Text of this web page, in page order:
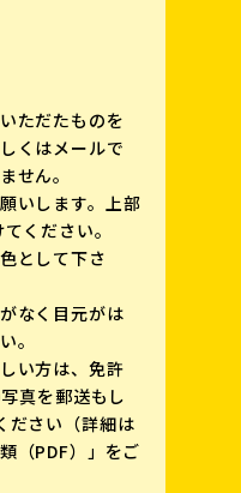
ただたものを
くはメールで
せん。
いします。上部
ください。
として下さ
なく目元がは
。
い方は、免許
真を郵送もし
ださい（詳細は
（PDF）」をご